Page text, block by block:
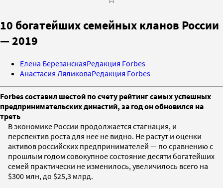
10 богатейших семейных кланов России
— 2019
Елена БерезанскаяРедакция Forbes
Анастасия ЛяликоваРедакция Forbes
Forbes составил шестой по счету рейтинг самых успешных
предпринимательских династий, за год он обновился на
треть
В экономике России продолжается стагнация, и
перспектив роста для нее не видно. Не растут и оценки
активов российских предпринимателей — по сравнению с
прошлым годом совокупное состояние десяти богатейших
семей практически не изменилось, увеличилось всего на
$300 млн, до $25,3 млрд.